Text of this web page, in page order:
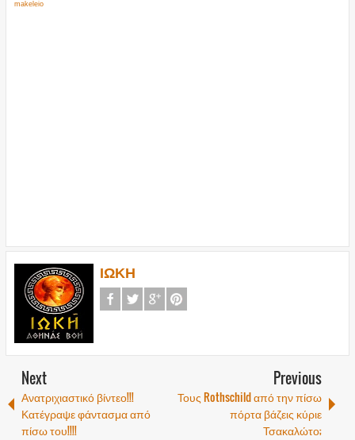
makeleio
ΙΩΚΗ
Next
Ανατριχιαστικό βίντεο!!!
Κατέγραψε φάντασμα από
πίσω του!!!!
Previous
Τους Rothschild από την πίσω
πόρτα βάζεις κύριε
Τσακαλώτο;